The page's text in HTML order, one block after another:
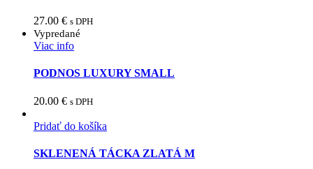
27.00 € s DPH
Vypredané
Viac info
PODNOS LUXURY SMALL
20.00 € s DPH
Pridať do košíka
SKLENENÁ TÁCKA ZLATÁ M